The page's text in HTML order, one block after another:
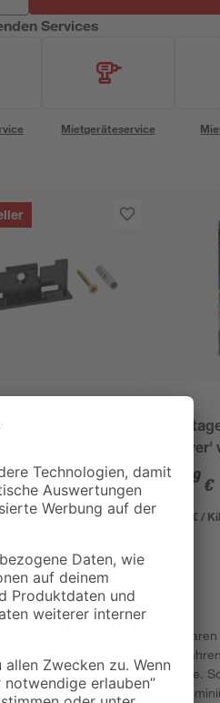
Services
Mietgeräteservice
für
20 Stück
€
'Power'
7 99 €
21,59 € /
von Staba dienen der
erfolgt holzgerecht,
das Gesamtbild stören würde.
freies Spiel und können sich